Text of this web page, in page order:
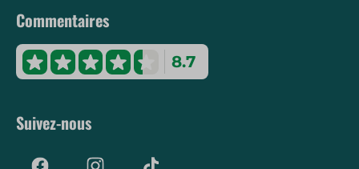
Commentaires
8.7
Suivez-nous